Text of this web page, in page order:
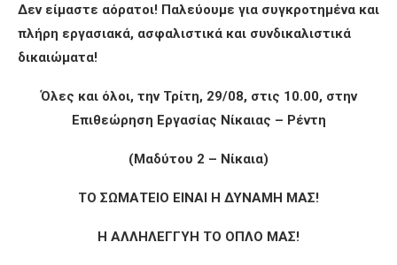
Δεν είμαστε αόρατοι! Παλεύουμε για συγκροτημένα και
πλήρη εργασιακά, ασφαλιστικά και συνδικαλιστικά
δικαιώματα!
Όλες και όλοι, την Τρίτη, 29/08, στις 10.00, στην
Επιθεώρηση Εργασίας Νίκαιας – Ρέντη
(Μαδύτου 2 – Νίκαια)
ΤΟ ΣΩΜΑΤΕΙΟ ΕΙΝΑΙ Η ΔΥΝΑΜΗ ΜΑΣ!
Η ΑΛΛΗΛΕΓΓΥΗ ΤΟ ΟΠΛΟ ΜΑΣ!